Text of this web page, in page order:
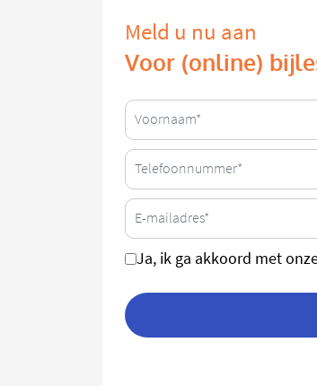
Meld u nu aan
Voor (online)
Ja, ik ga akkoord met